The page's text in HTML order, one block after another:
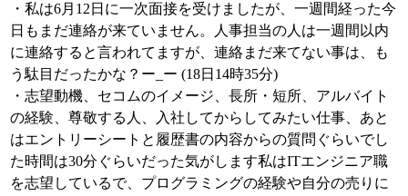
・私は6月12日に一次面接を受けましたが、一週間経った今
日もまだ連絡が来ていません。人事担当の人は一週間以内
に連絡すると言われてますが、連絡まだ来てない事は、も
う駄目だったかな？ー_ー (18日14時35分)
・志望動機、セコムのイメージ、長所・短所、アルバイト
の経験、尊敬する人、入社してからしてみたい仕事、あと
はエントリーシートと履歴書の内容からの質問ぐらいでし
た時間は30分ぐらいだった気がします私はITエンジニア職
を志望しているで、プログラミングの経験や自分の売りに